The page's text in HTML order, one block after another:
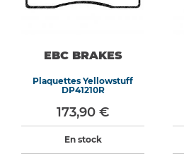
EBC BRAKES
Plaquettes Yellowstuff
DP41210R
173,90 €
En stock